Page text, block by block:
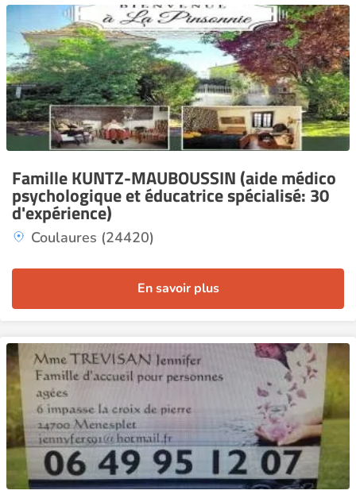
Famille KUNTZ-MAUBOUSSIN (aide médico
psychologique et éducatrice spécialisé: 30
d'expérience)
Coulaures (24420)
En savoir plus